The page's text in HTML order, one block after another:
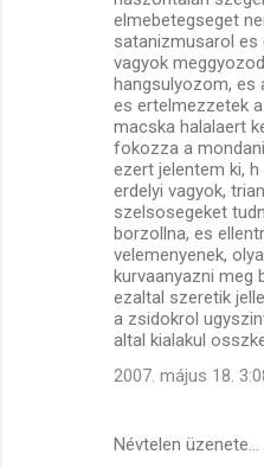
elmebetegseget
satanizmusarol
vagyok
hangsulyozom, es
es ertelmezzetek
macska halalaert
fokozza a
ezert jelentem ki, h
erdelyi vagyok,
szelsosegeket
borzollna, es
velemenyenek,
kurvaanyazni meg
ezaltal szeretik
a zsidokrol
altal kialakul
2007. május 18.
Névtelen üzenete…